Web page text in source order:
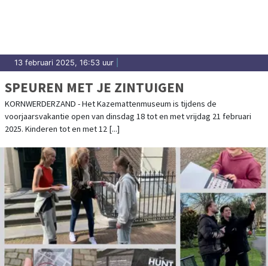
13 februari 2025, 16:53 uur
SPEUREN MET JE ZINTUIGEN
KORNWERDERZAND - Het Kazemattenmuseum is tijdens de
voorjaarsvakantie open van dinsdag 18 tot en met vrijdag 21 februari
2025. Kinderen tot en met 12 [...]